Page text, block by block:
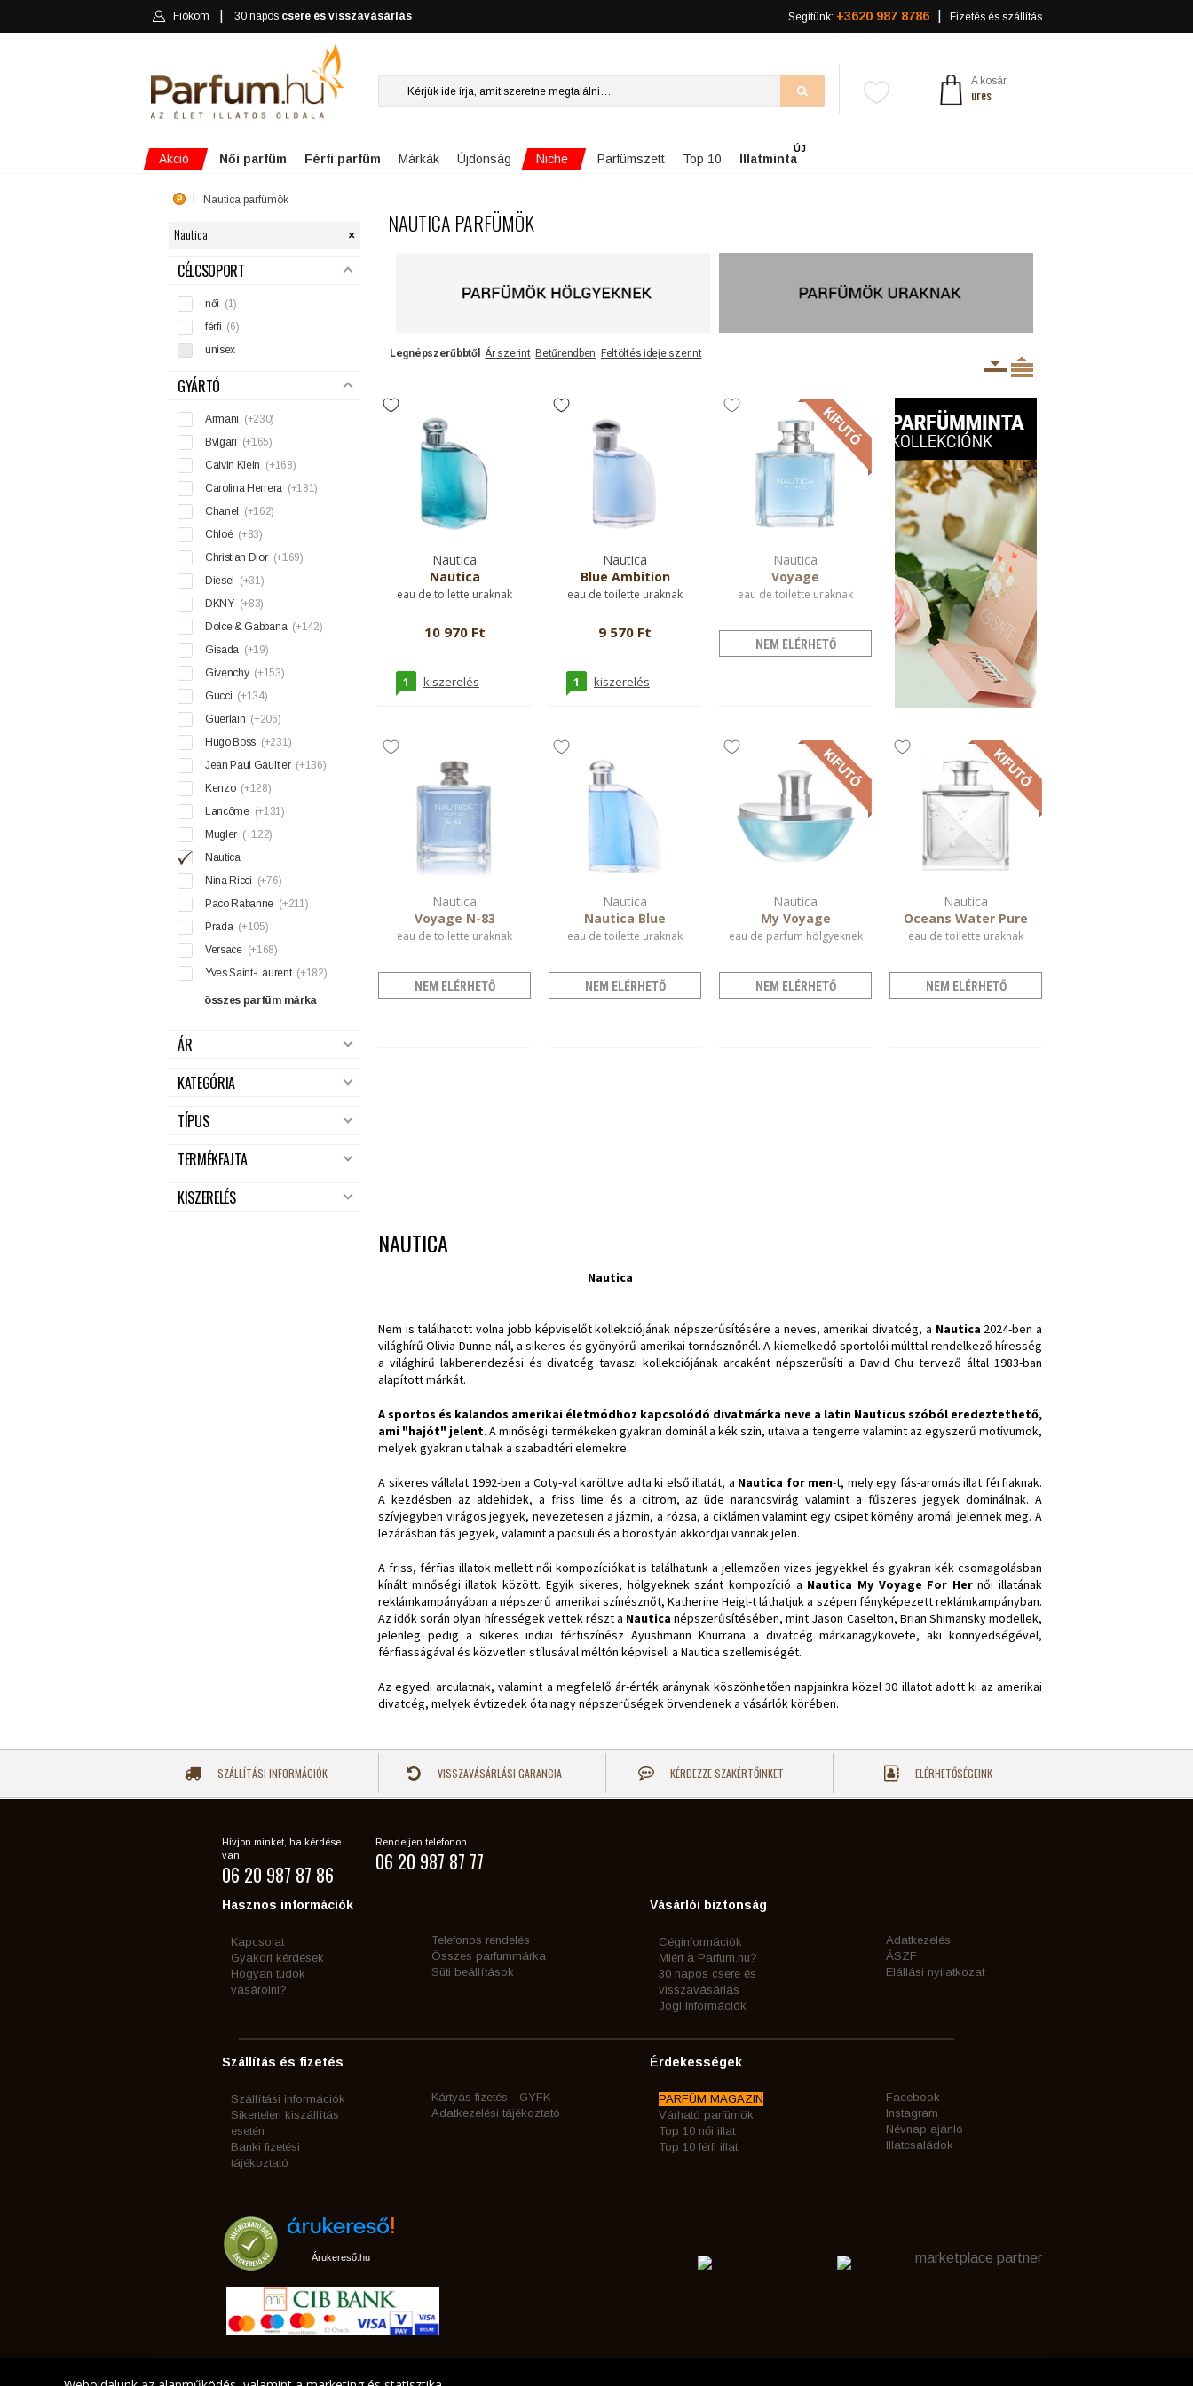
Fiókom 30 napos csere és visszavásárlás Segítünk: +3620 987 8786 Fizetés és szállítás
A kosár
üres
Akció Női parfüm Férfi parfüm Márkák Újdonság Niche Parfümszett Top 10 Illatminta
ÚJ
Nautica parfümök
Nautica ×
SZŰRÉS
CÉLCSOPORT
női (1)
férfi (6)
unisex
GYÁRTÓ
Armani (+230)
Bvlgari (+165)
Calvin Klein (+168)
Carolina Herrera (+181)
Chanel
(+162)
Chloé (+83)
Christian Dior (+169)
Diesel
(+31)
DKNY (+83)
Dolce & Gabbana (+142)
Gisada (+19)
Givenchy (+153)
Gucci (+134)
Guerlain (+206)
Hugo Boss (+231)
Jean Paul Gaultier (+136)
Kenzo (+128)
Lancôme (+131)
Mugler (+122)
Nautica
Nina Ricci (+76)
Paco Rabanne (+211)
Prada (+105)
Versace (+168)
Yves Saint-Laurent (+182)
összes parfüm márka
ÁR
KATEGÓRIA
TÍPUS
TERMÉKFAJTA
KISZERELÉS
NAUTICA PARFÜMÖK
Legnépszerűbbtől Ár szerint Betűrendben Feltöltés ideje szerint
Nautica
Nautica
eau de toilette uraknak
10 970 Ft
1 kiszerelés
Nautica
Blue Ambition
eau de toilette uraknak
9 570 Ft
1 kiszerelés
Nautica
Voyage
eau de toilette uraknak
NEM ELÉRHETŐ
Nautica
Voyage N-83
eau de toilette uraknak
NEM ELÉRHETŐ
Nautica
Nautica Blue
eau de toilette uraknak
NEM ELÉRHETŐ
Nautica
My Voyage
eau de parfum hölgyeknek
NEM ELÉRHETŐ
Nautica
Oceans Water Pure
eau de toilette uraknak
NEM ELÉRHETŐ
NAUTICA
Nautica
Nem is találhatott volna jobb képviselőt kollekciójának népszerűsítésére a neves, amerikai divatcég, a Nautica 2024-ben a
világhírű Olivia Dunne-nál, a sikeres és gyönyörű amerikai tornásznőnél. A kiemelkedő sportolói múlttal rendelkező híresség
a világhírű lakberendezési és divatcég tavaszi kollekciójának arcaként népszerűsíti a David Chu tervező által 1983-ban
alapított márkát.
A sportos és kalandos amerikai életmódhoz kapcsolódó divatmárka neve a latin Nauticus szóból eredeztethető,
ami "hajót" jelent. A minőségi termékeken gyakran dominál a kék szín, utalva a tengerre valamint az egyszerű motívumok,
melyek gyakran utalnak a szabadtéri elemekre.
A sikeres vállalat 1992-ben a Coty-val karöltve adta ki első illatát, a Nautica for men-t, mely egy fás-aromás illat férfiaknak.
A kezdésben az aldehidek, a friss lime és a citrom, az üde narancsvirág valamint a fűszeres jegyek dominálnak. A
szívjegyben virágos jegyek, nevezetesen a jázmin, a rózsa, a ciklámen valamint egy csipet kömény aromái jelennek meg. A
lezárásban fás jegyek, valamint a pacsuli és a borostyán akkordjai vannak jelen.
A friss, férfias illatok mellett női kompozíciókat is találhatunk a jellemzően vizes jegyekkel és gyakran kék csomagolásban
kínált minőségi illatok között. Egyik sikeres, hölgyeknek szánt kompozíció a Nautica My Voyage For Hernői illatának
reklámkampányában a népszerű amerikai színésznőt, Katherine Heigl-t láthatjuk a szépen fényképezett reklámkampányban.
Az idők során olyan hírességek vettek részt a Nautica népszerűsítésében, mint Jason Caselton, Brian Shimansky modellek,
jelenleg pedig a sikeres indiai férfiszínész Ayushmann Khurrana a divatcég márkanagykövete, aki könnyedségével,
férfiasságával és közvetlen stílusával méltón képviseli a Nautica szellemiségét.
Az egyedi arculatnak, valamint a megfelelő ár-érték aránynak köszönhetően napjainkra közel 30 illatot adott ki az amerikai
divatcég, melyek évtizedek óta nagy népszerűségek örvendenek a vásárlók körében.
SZÁLLÍTÁSI INFORMÁCIÓK VISSZAVÁSÁRLÁSI GARANCIA KÉRDEZZE SZAKÉRTŐINKET ELÉRHETŐSÉGEINK
Hívjon minket, ha kérdése
van
06 20 987 87 86
Rendeljen telefonon
06 20 987 87 77
Hasznos információk
Kapcsolat
Gyakori kérdések
Hogyan tudok
vásárolni?
Telefonos rendelés
Összes parfummárka
Süti beállítások
Vásárlói biztonság
Céginformációk
Miért a Parfum.hu?
30 napos csere és
visszavásárlás
Jogi információk
Adatkezelés
ÁSZF
Elállási nyilatkozat
Szállítás és fizetés
Szállítási információk
Sikertelen kiszállítás
esetén
Banki fizetési
tájékoztató
Kártyás fizetés - GYFK
Adatkezelési tájékoztató
Érdekességek
PARFÜM MAGAZIN
Várható parfümök
Top 10 női illat
Top 10 férfi illat
Facebook
Instagram
Névnap ajánló
Illatcsaládok
Árukereső.hu marketplace partner